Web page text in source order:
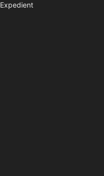
Expedient